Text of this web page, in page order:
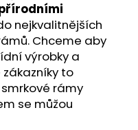
nejkvalitnějších
Chceme aby
výrobky a
to
rámy
se můžou